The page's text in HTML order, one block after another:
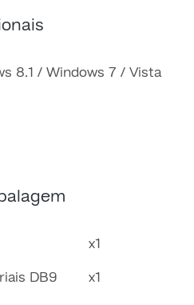
8.1 / Windows 7 / Vista
x1
DB9 x1